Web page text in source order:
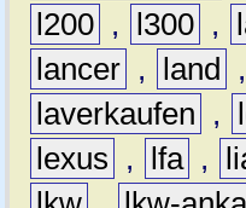
l200 , l300 ,
lancer , land ,
laverkaufen
,
lexus
, lfa ,